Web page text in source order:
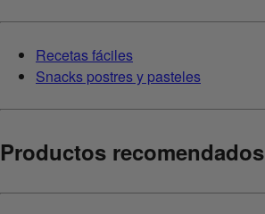
Recetas fáciles
Snacks postres y pasteles
Productos recomendados